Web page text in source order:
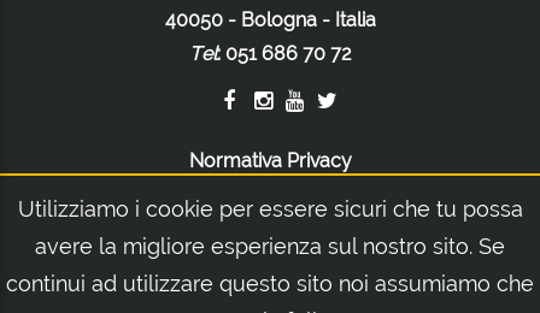
40050 - Bologna - Italia
Tel: 051 686 70 72
Normativa Privacy
Normativa Cookie
Note Legali
Utilizziamo i cookie per essere sicuri che tu possa
avere la migliore esperienza sul nostro sito. Se
continui ad utilizzare questo sito noi assumiamo che